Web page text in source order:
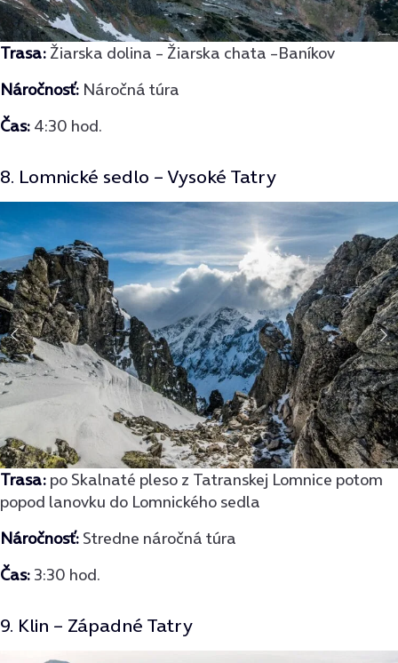
Trasa: Žiarska dolina – Žiarska chata –Baníkov
Náročnosť: Náročná túra
Čas: 4:30 hod.
8. Lomnické sedlo – Vysoké Tatry
Trasa: po Skalnaté pleso z Tatranskej Lomnice potom
popod lanovku do Lomnického sedla
Náročnosť: Stredne náročná túra
Čas: 3:30 hod.
9. Klin – Západné Tatry